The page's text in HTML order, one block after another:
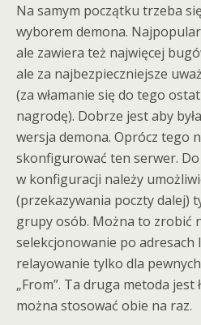
Na samym początku trzeba
wyborem demona.
ale zawiera też najwięcej
ale za najbezpieczniejsze
(za włamanie się do tego
nagrodę). Dobrze jest aby
wersja demona. Oprócz tego
skonfigurować ten serwer.
w konfiguracji należy
(przekazywania poczty dalej)
grupy osób. Można to zrobić
selekcjonowanie po adresach
relayowanie tylko dla
„From”. Ta druga metoda jest
można stosować obie na raz.